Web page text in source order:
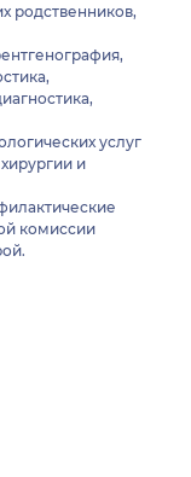
родственников,
услуг
и
комиссии